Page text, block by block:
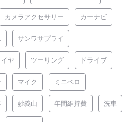
カメラアクセサリー カーナビ
サンワサプライ
イヤ ツーリング ドライブ
マイク ミニベロ
妙義山 年間維持費 洗車